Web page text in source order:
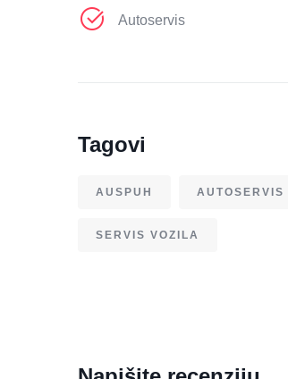
Autoservis
Tagovi
AUSPUH AUTOSERVIS
SERVIS VOZILA